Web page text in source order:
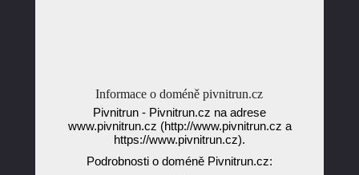
Informace o doméně pivnitrun.cz
Pivnitrun - Pivnitrun.cz na adrese
www.pivnitrun.cz (http://www.pivnitrun.cz a
https://www.pivnitrun.cz).
Podrobnosti o doméně Pivnitrun.cz: